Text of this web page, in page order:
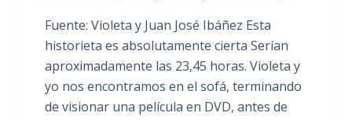
Fuente: Violeta y Juan José Ibáñez Esta
historieta es absolutamente cierta Serían
aproximadamente las 23,45 horas. Violeta y
yo nos encontramos en el sofá, terminando
de visionar una película en DVD, antes de